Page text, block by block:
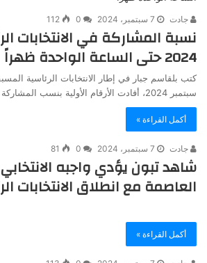
جادت 7 سبتمبر، 2024 0
112
نسبة المشاركة في الانتخابات
2024 حتى الساعة الواحدة ظهراً
سبتمبر 2024، أفادت الأرقام الأولية بنسب المشاركة في…
أكمل القراءة »
جادت 7 سبتمبر، 2024 0
81
شاهد تبون يؤدي واجبه
العاصمة مع انطلاق الانتخابات
أكمل القراءة »